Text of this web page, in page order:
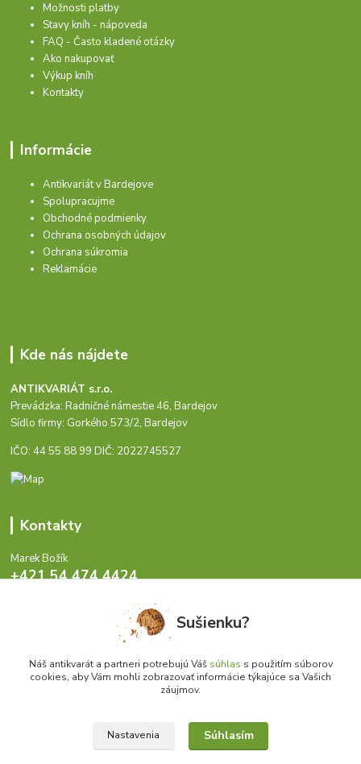
Možnosti platby
Stavy kníh - nápoveda
FAQ - Často kladené otázky
Ako nakupovať
Výkup kníh
Kontakty
Informácie
Antikvariát v Bardejove
Spolupracujme
Obchodné podmienky
Ochrana osobných údajov
Ochrana súkromia
Reklamácie
Kde nás nájdete
ANTIKVARIÁT s.r.o.
Prevádzka: Radničné námestie 46, Bardejov
Sídlo firmy: Gorkého 573/2, Bardejov
IČO: 44 55 88 99 DIČ: 2022745527
Kontakty
Marek Božík
+421 54 474 4424
info@antikvariat.sk
Upraviť zber cookies.
Sušienku?
Náš antikvarát a partneri potrebujú Váš súhlas s použitím súborov
cookies, aby Vám mohli zobrazovať informácie týkajúce sa Vašich
záujmov.
Nastavenia Súhlasím